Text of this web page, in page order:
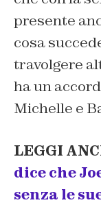
presente
cosa
travolgere
ha un
Michelle e
LEGGI
dice che
senza le